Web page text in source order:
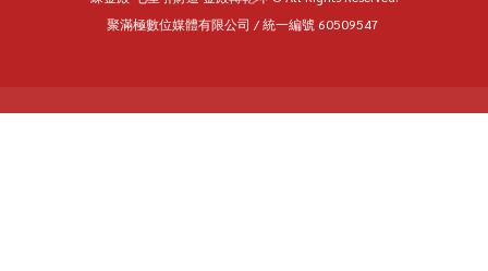
聚滿極數位媒體有限公司 / 統一編號 60509547